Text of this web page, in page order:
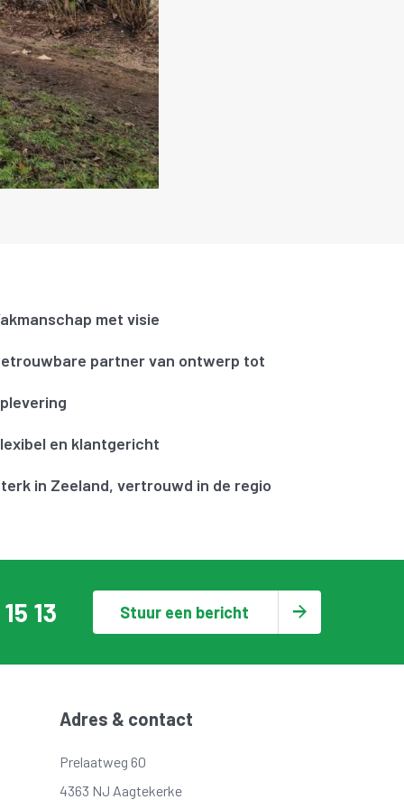
met visie
partner van ontwerp tot
en klantgericht
in Zeeland, vertrouwd in de regio
13 Stuur een bericht
Adres & contact
Prelaatweg 60
4363 NJ Aagtekerke